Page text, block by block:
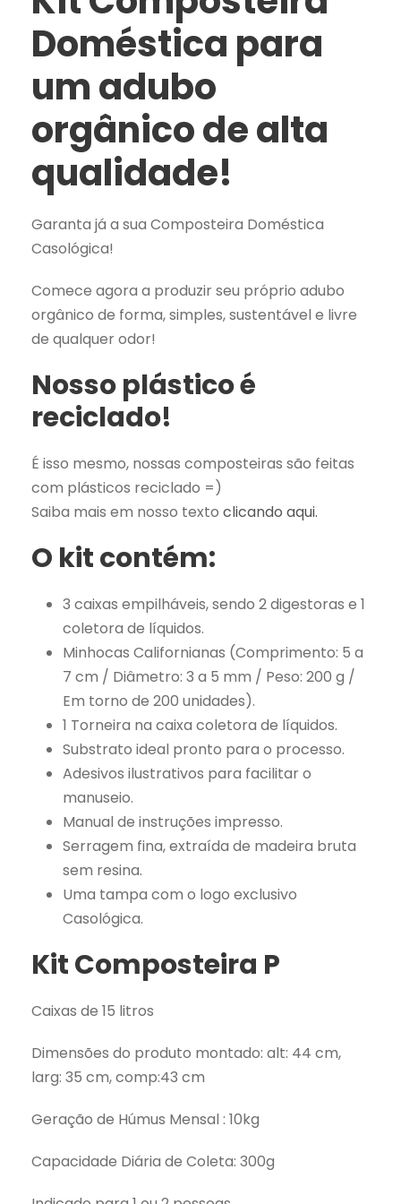
r
o
é
s
t
c
a
P
-
1
l
u
a
d
a
Doméstica para
um adubo
orgânico de alta
qualidade!
Garanta já a sua Composteira Doméstica
Casológica!
Comece agora a produzir seu próprio adubo
orgânico de forma, simples, sustentável e livre
de qualquer odor!
Nosso plástico é
reciclado!
É isso mesmo, nossas composteiras são feitas
com plásticos reciclado =)
Saiba mais em nosso texto clicando aqui.
O kit contém:
3 caixas empilháveis, sendo 2 digestoras e 1
coletora de líquidos.
Minhocas Californianas (Comprimento: 5 a
7 cm / Diâmetro: 3 a 5 mm / Peso: 200 g /
Em torno de 200 unidades).
1 Torneira na caixa coletora de líquidos.
Substrato ideal pronto para o processo.
Adesivos ilustrativos para facilitar o
manuseio.
Manual de instruções impresso.
Serragem fina, extraída de madeira bruta
sem resina.
Uma tampa com o logo exclusivo
Casológica.
Kit Composteira P
Caixas de 15 litros
Dimensões do produto montado: alt: 44 cm,
larg: 35 cm, comp:43 cm
Geração de Húmus Mensal : 10kg
Capacidade Diária de Coleta: 300g